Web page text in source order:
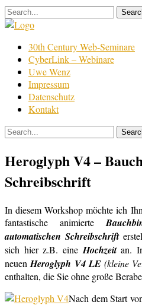
Skip
to
Film
Bearbeitung
30th Century Web-Seminare
CyberLink – Webinare
Uwe Wenz
Impressum
Datenschutz
Kontakt
Heroglyph V4 –
Schreibschrift
In diesem Workshop möchte ich
fantastische animierte
automatischen Schreibschrift
sich hier z.B. eine Hochzeitan.
neuenHeroglyph V4 LE (kleine
enthalten, die Sie ohne große
Nach dem Start